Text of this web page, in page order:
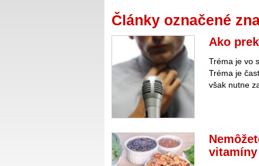
Články označené
Ako
Tréma je vo
Tréma je
však nutne
vitamíny